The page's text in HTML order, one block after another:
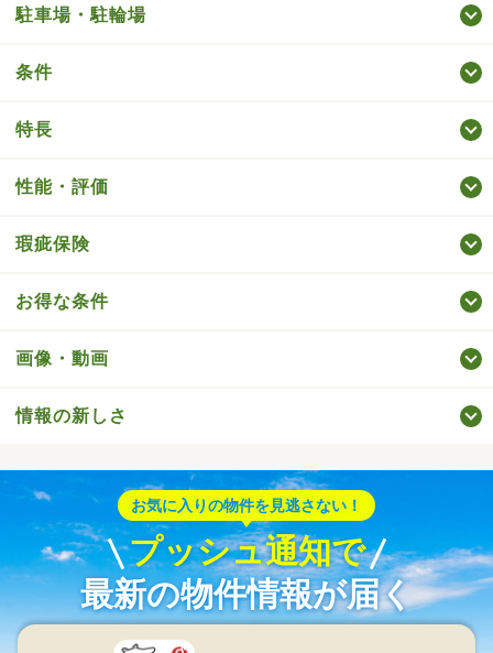
駐車場・駐輪場
条件
特長
性能・評価
瑕疵保険
お得な条件
画像・動画
情報の新しさ
お気に入りの物件を見逃さない！
プッシュ通知で
最新の物件情報が届く